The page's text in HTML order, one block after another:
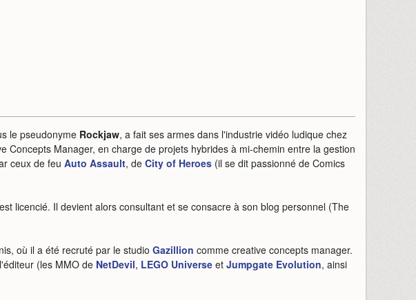
le pseudonyme Rockjaw, a fait ses armes dans l'industrie vidéo ludique chez
Manager, en charge de projets hybrides à mi-chemin entre la gestion
ceux de feu Auto Assault, de City of Heroes (il se dit passionné de Comics
est licencié. Il devient alors consultant et se consacre à son blog personnel (The
où il a été recruté par le studio Gazillion comme creative concepts manager.
(les MMO de NetDevil, LEGO Universe et Jumpgate Evolution, ainsi